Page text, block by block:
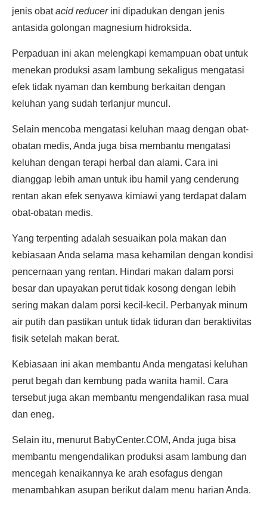
jenis obatacid reducerini dipadukan dengan jenis
antasida golongan magnesium hidroksida.
Perpaduan ini akan melengkapi kemampuan obat untuk
menekan produksi asam lambung sekaligus mengatasi
efek tidak nyaman dan kembung berkaitan dengan
keluhan yang sudah terlanjur muncul.
Selain mencoba mengatasi keluhan maag dengan obat-
obatan medis, Anda juga bisa membantu mengatasi
keluhan dengan terapi herbal dan alami. Cara ini
dianggap lebih aman untuk ibu hamil yang cenderung
rentan akan efek senyawa kimiawi yang terdapat dalam
obat-obatan medis.
Yang terpenting adalah sesuaikan pola makan dan
kebiasaan Anda selama masa kehamilan dengan kondisi
pencernaan yang rentan. Hindari makan dalam porsi
besar dan upayakan perut tidak kosong dengan lebih
sering makan dalam porsi kecil-kecil. Perbanyak minum
air putih dan pastikan untuk tidak tiduran dan beraktivitas
fisik setelah makan berat.
Kebiasaan ini akan membantu Anda mengatasi keluhan
perut begah dan kembung pada wanita hamil. Cara
tersebut juga akan membantu mengendalikan rasa mual
dan eneg.
Selain itu, menurut BabyCenter.COM, Anda juga bisa
membantu mengendalikan produksi asam lambung dan
mencegah kenaikannya ke arah esofagus dengan
menambahkan asupan berikut dalam menu harian Anda.